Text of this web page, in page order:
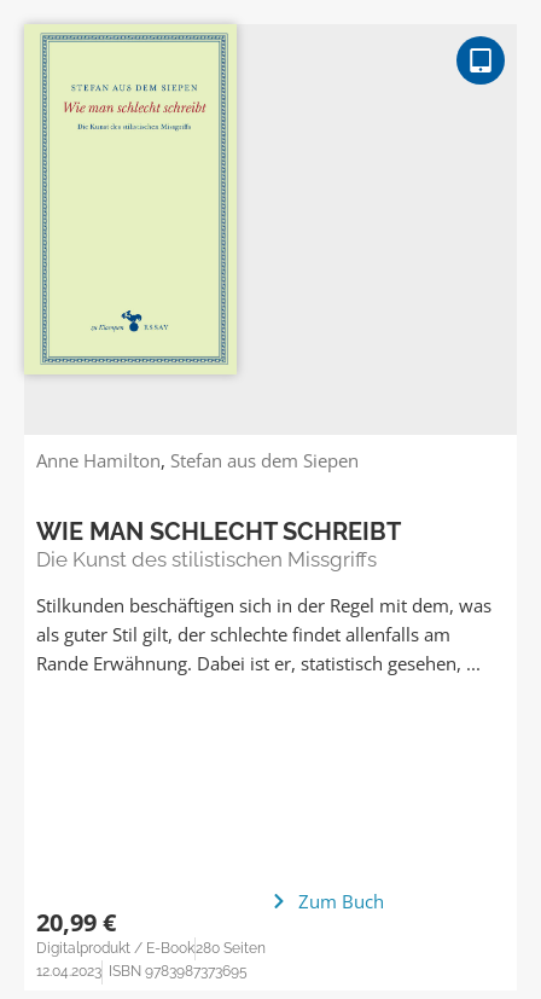
Anne Hamilton, Stefan aus dem Siepen
WIE MAN SCHLECHT SCHREIBT
Die Kunst des stilistischen Missgriffs
Stilkunden beschäftigen sich in der Regel mit dem, was
als guter Stil gilt, der schlechte findet allenfalls am
Rande Erwähnung. Dabei ist er, statistisch gesehen, ...
20,99 €
Digitalprodukt / E-Book280 Seiten
12.04.2023
ISBN 9783987373695
Zum Buch